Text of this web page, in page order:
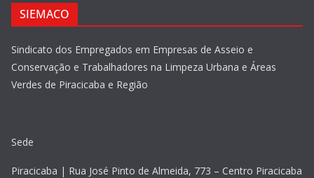
SIEMACO
Sindicato dos Empregados em Empresas de Asseio e
Conservação e Trabalhadores na Limpeza Urbana e Áreas
Verdes de Piracicaba e Região
Sede
Piracicaba | Rua José Pinto de Almeida, 773 – Centro Piracicaba